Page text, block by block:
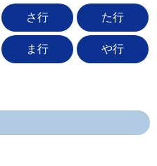
さ行 た行
ま行 や行